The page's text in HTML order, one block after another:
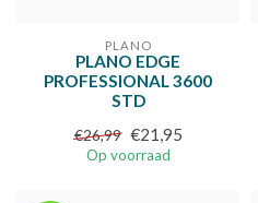
PLANO
PLANO EDGE
PROFESSIONAL 3600
STD
€26,99 €21,95
Op voorraad